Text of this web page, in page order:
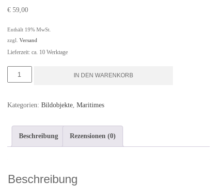
€ 59,00
Enthält 19% MwSt.
zzgl. Versand
Lieferzeit: ca. 10 Werktage
Erinnerung:
10
Menge
IN DEN WARENKORB
Kategorien: Bildobjekte, Maritimes
Beschreibung Rezensionen (0)
Beschreibung